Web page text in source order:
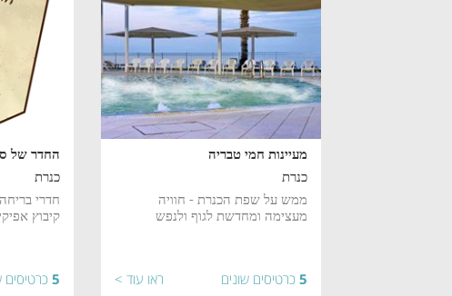
מעיינות חמי טבריה
כנרת
ממש על שפת הכנרת - חוויה
מעצימה ומחדשת לגוף ולנפש
5 כרטיסים שונים ראו עוד >
החדר של
כנרת
חדרי
קיבוץ
5 כרטיסים